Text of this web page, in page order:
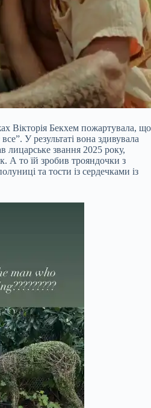
Вікторія Бекхем пожартувала, що
У результаті вона здивувала
лицарське звання 2025 року,
А то їй зробив трояндочки з
та тости із сердечками із